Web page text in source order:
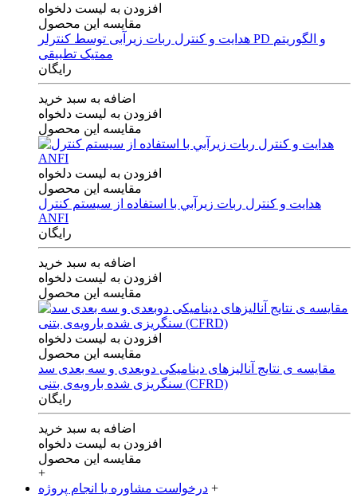
افزودن به لیست دلخواه
مقایسه این محصول
هدایت و کنترل ربات زیرآبی توسط کنترلر PD و الگوریتم
ممتیک تطبیقی
رایگان
اضافه به سبد خرید
افزودن به لیست دلخواه
مقایسه این محصول
افزودن به لیست دلخواه
مقایسه این محصول
هدايت و كنترل ربات زيرآبي با استفاده از سيستم كنترل
ANFI
رایگان
اضافه به سبد خرید
افزودن به لیست دلخواه
مقایسه این محصول
افزودن به لیست دلخواه
مقایسه این محصول
مقایسه ی‌ نتایج آنالیزهای‌ دینامیکی‌ دوبعدی‌ و‌ سه بعدی‌ سد
سنگریزی‌ شده با‌رویه‌ی‌ بتنی‌ (CFRD)
رایگان
اضافه به سبد خرید
افزودن به لیست دلخواه
مقایسه این محصول
+
درخواست مشاوره یا انجام پروژه +